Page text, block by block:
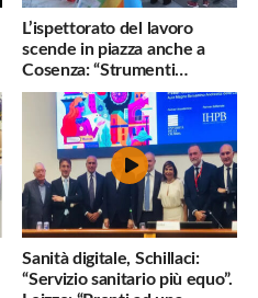
L’ispettorato del lavoro
scende in piazza anche a
Cosenza: “Strumenti
inadeguati al nostro lavoro”
Sanità digitale, Schillaci:
“Servizio sanitario più equo”.